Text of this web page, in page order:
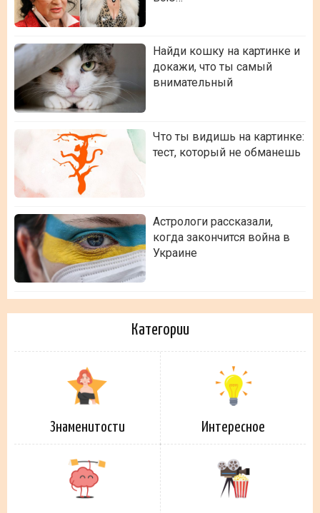
Найди кошку на картинке и
докажи, что ты самый
внимательный
Что ты видишь на картинке:
тест, который не обманешь
Астрологи рассказали,
когда закончится война в
Украине
Категории
Знаменитости Интересное